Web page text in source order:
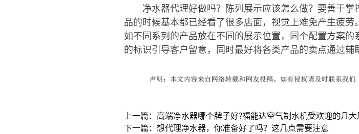
净水器代理好做吗？陈列展示应该怎么做？要善于
品的时候基本都已经看了很多店面，视觉上难免产生疲
如不同系列的产品放在不同的展示位置，同个配置方案
的标识引导客户留意，同时最好将各类产品的卖点通过辅
上一篇：高端净水器哪个牌子好?福能达空气制水机受欢迎的几
下一篇：想代理净水器，你准备好了吗？这几点需要注意